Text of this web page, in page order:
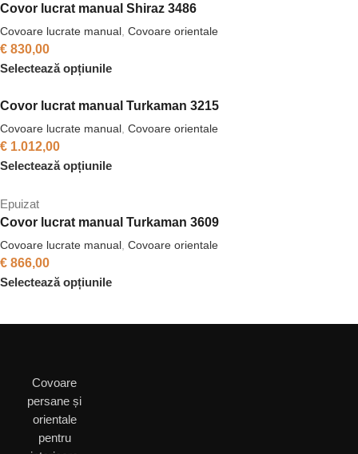
Covor lucrat manual Shiraz 3486
Covoare lucrate manual Covoare orientale
€ 830,00
Selectează opțiunile
Covor lucrat manual Turkaman 3215
Covoare lucrate manual Covoare orientale
€ 1.012,00
Selectează opțiunile
Epuizat
Covor lucrat manual Turkaman 3609
Covoare lucrate manual Covoare orientale
€ 866,00
Selectează opțiunile
Covoare
persane și
orientale
pentru